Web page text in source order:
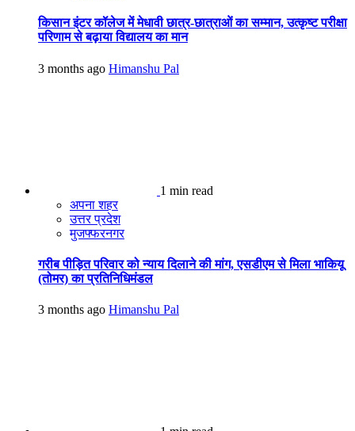
किसान इंटर कॉलेज में मेधावी छात्र-छात्राओं का सम्मान, उत्कृष्ट परीक्षा
परिणाम से बढ़ाया विद्यालय का मान
3 months ago Himanshu Pal
1 min read
अपना शहर
उत्तर प्रदेश
मुजफ्फरनगर
गरीब पीड़ित परिवार को न्याय दिलाने की मांग, एसडीएम से मिला भाकियू
(तोमर) का प्रतिनिधिमंडल
3 months ago Himanshu Pal